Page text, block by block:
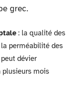
grec.
: la qualité des
perméabilité des
dévier
plusieurs mois